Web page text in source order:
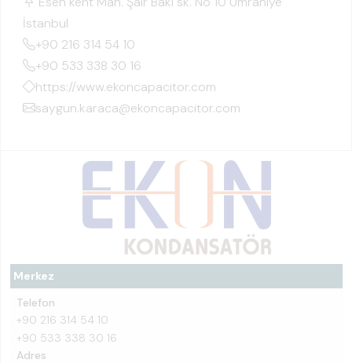
Merkez
Telefon
+90 216 314 54 10
+90 533 338 30 16
Adres
İstanbul
+90 216 314 54 10
+90 533 338 30 16
https://www.ekoncapacitor.com
saygun.karaca@ekoncapacitor.com